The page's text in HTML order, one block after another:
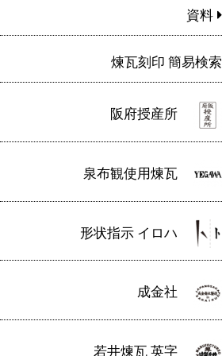
資料
煉瓦刻印 簡易検索
阪府授産所
泉布観使用煉瓦
形状指示 イロハ
成金社
若井煉瓦 英字